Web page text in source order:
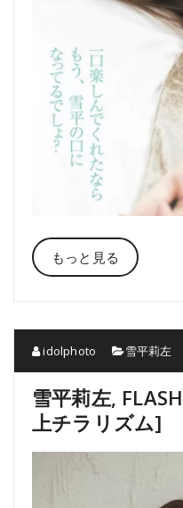
もっと見る
idolphoto 雪平莉左
雪平莉左,
上チラリズム]